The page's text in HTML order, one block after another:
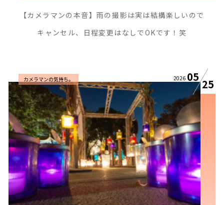
【カメラマンの本音】雨の撮影は実は結構楽しいので
キャンセル、日程変更はなしでOKです！笑
カメラマンの気持ち。 2026 05
25